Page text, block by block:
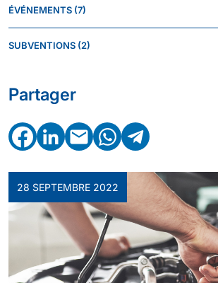
ÉVÉNEMENTS (7)
SUBVENTIONS (2)
Partager
Facebook
LinkedIn
EmailWhatsApp
Telegram
28 SEPTEMBRE 2022